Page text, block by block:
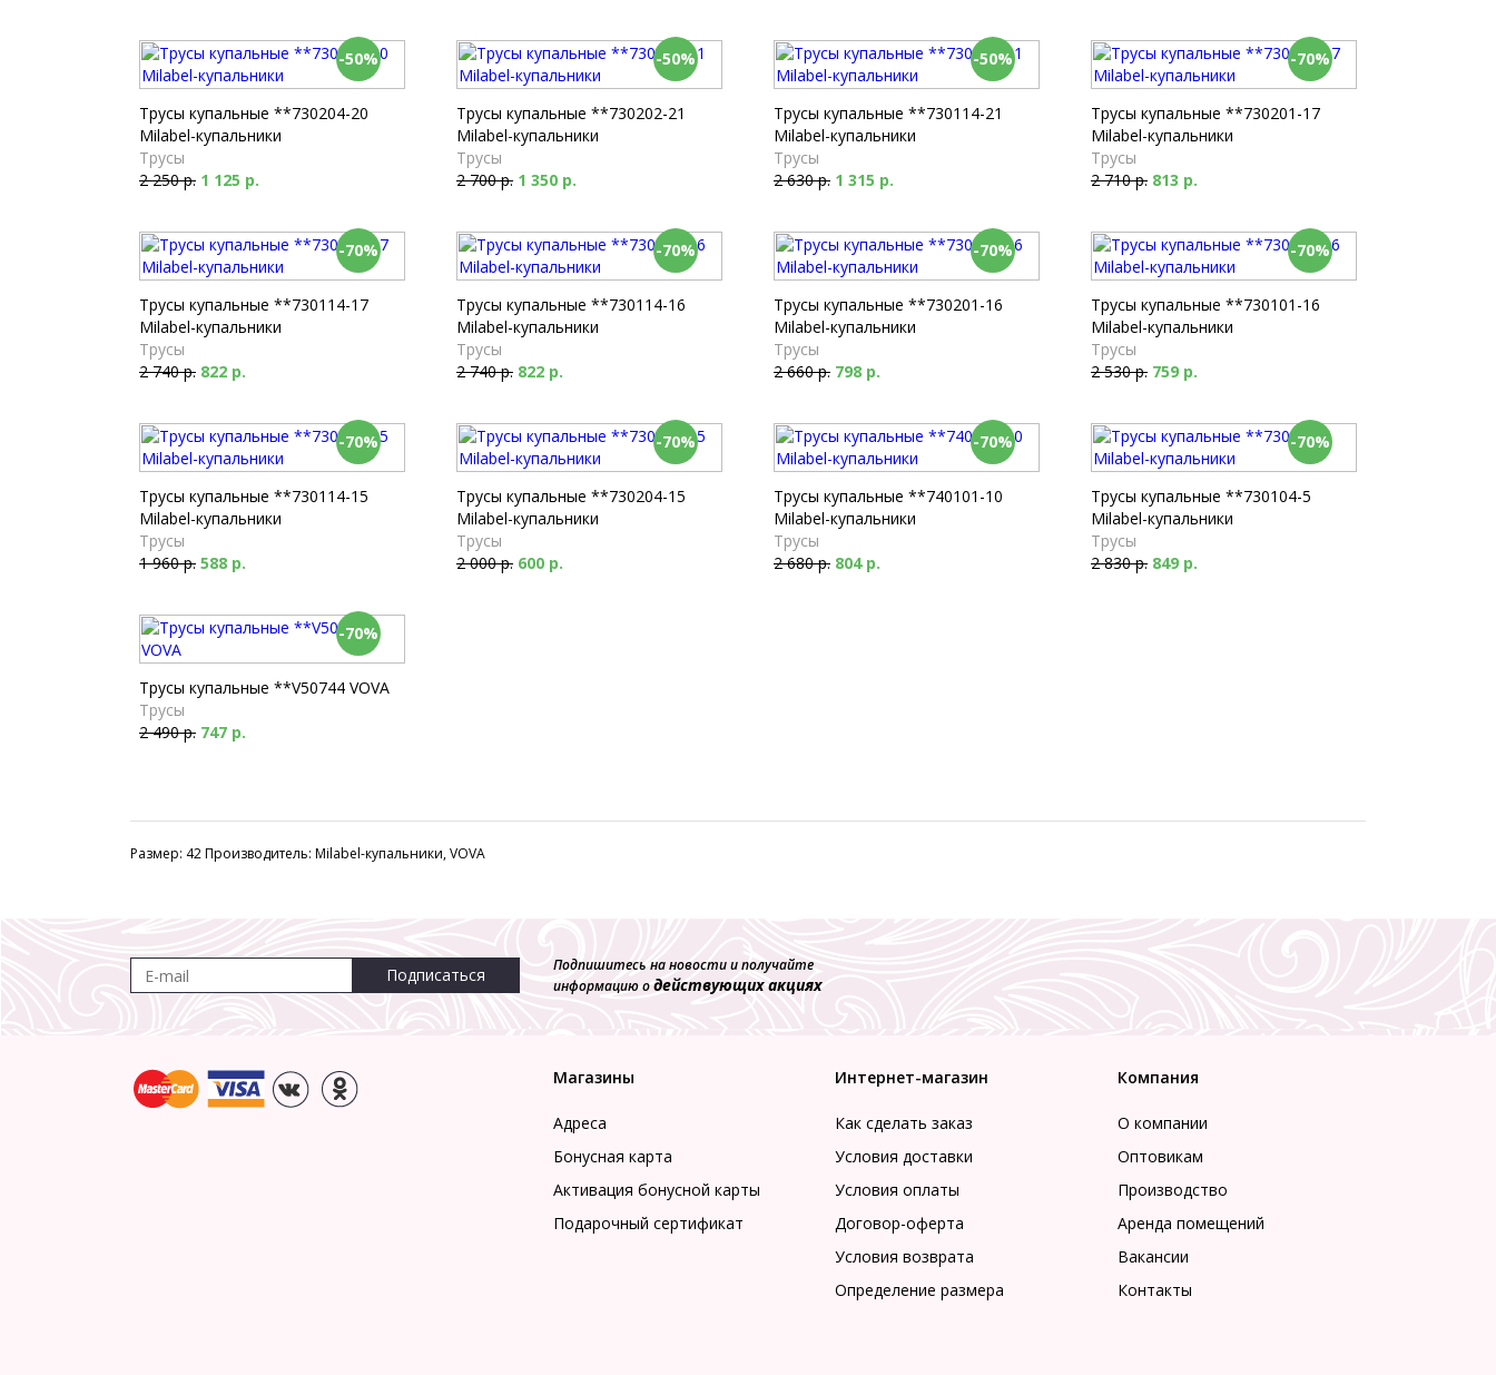
-50%
Трусы купальные **730204-20
Milabel-купальники
Трусы
2 250 р. 1 125 р.
-50%
Трусы купальные **730202-21
Milabel-купальники
Трусы
2 700 р. 1 350 р.
-50%
Трусы купальные **730114-21
Milabel-купальники
Трусы
2 630 р. 1 315 р.
-70%
Трусы купальные **730201-17
Milabel-купальники
Трусы
2 710 р. 813 р.
-70%
Трусы купальные **730114-17
Milabel-купальники
Трусы
2 740 р. 822 р.
-70%
Трусы купальные **730114-16
Milabel-купальники
Трусы
2 740 р. 822 р.
-70%
Трусы купальные **730201-16
Milabel-купальники
Трусы
2 660 р. 798 р.
-70%
Трусы купальные **730101-16
Milabel-купальники
Трусы
2 530 р. 759 р.
-70%
Трусы купальные **730114-15
Milabel-купальники
Трусы
1 960 р. 588 р.
-70%
Трусы купальные **730204-15
Milabel-купальники
Трусы
2 000 р. 600 р.
-70%
Трусы купальные **740101-10
Milabel-купальники
Трусы
2 680 р. 804 р.
-70%
Трусы купальные **730104-5
Milabel-купальники
Трусы
2 830 р. 849 р.
-70%
Трусы купальные **V50744 VOVA
Трусы
2 490 р. 747 р.
Размер: 42 Производитель: Milabel-купальники, VOVA
Подписаться
Подпишитесь на новости и получайте
информацию одействующих акциях
Магазины
Адреса
Бонусная карта
Активация бонусной карты
Подарочный сертификат
Интернет-магазин
Как сделать заказ
Условия доставки
Условия оплаты
Договор-оферта
Условия возврата
Определение размера
Компания
О компании
Оптовикам
Производство
Аренда помещений
Вакансии
Контакты